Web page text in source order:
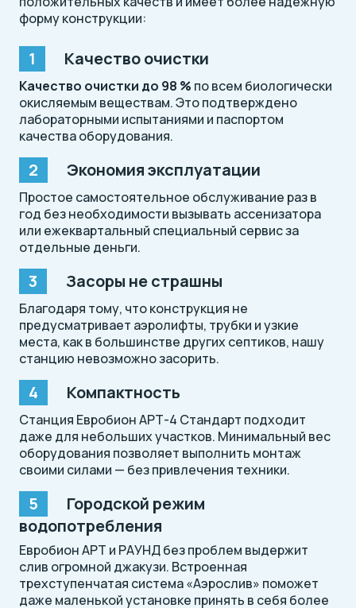
форму конструкции:
Качество очистки
Качество очистки до 98 % по всем биологически
окисляемым веществам. Это подтверждено
лабораторными испытаниями и паспортом
качества оборудования.
Экономия эксплуатации
Простое самостоятельное обслуживание раз в
год без необходимости вызывать ассенизатора
или ежеквартальный специальный сервис за
отдельные деньги.
Засоры не страшны
Благодаря тому, что конструкция не
предусматривает аэролифты, трубки и узкие
места, как в большинстве других септиков, нашу
станцию невозможно засорить.
Компактность
Станция Евробион АРТ-4 Стандарт подходит
даже для небольших участков. Минимальный вес
оборудования позволяет выполнить монтаж
своими силами — без привлечения техники.
Городской режим
водопотребления
Евробион АРТ и РАУНД без проблем выдержит
слив огромной джакузи. Встроенная
трехступенчатая система «Аэрослив» поможет
даже маленькой установке принять в себя более